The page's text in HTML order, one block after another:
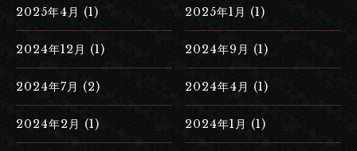
2025年4月 (1) 2025年1月 (1)
2024年12月 (1) 2024年9月 (1)
2024年7月 (2) 2024年4月 (1)
2024年2月 (1) 2024年1月 (1)